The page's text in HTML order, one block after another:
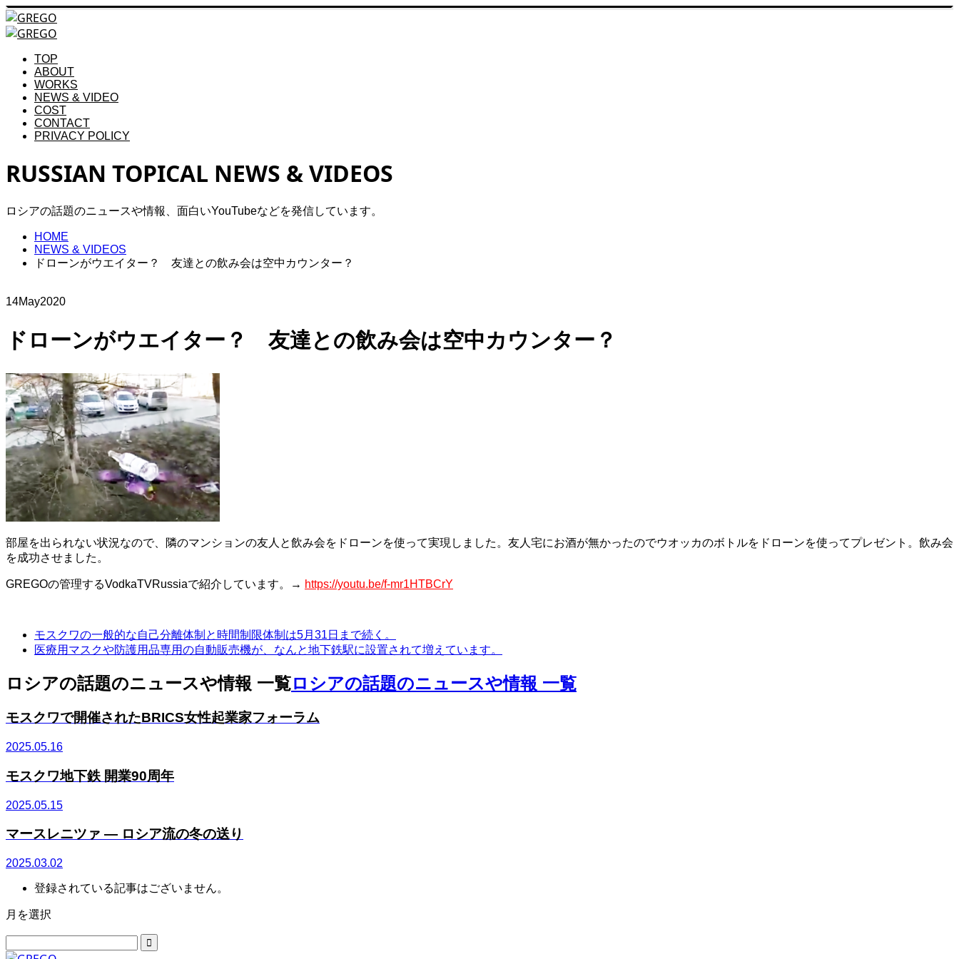
TOP
ABOUT
WORKS
NEWS & VIDEO
COST
CONTACT
PRIVACY POLICY
RUSSIAN TOPICAL NEWS & VIDEOS
ロシアの話題のニュースや情報、面白いYouTubeなどを発信しています。
HOME
NEWS & VIDEOS
ドローンがウエイター？ 友達との飲み会は空中カウンター？
14May2020
ドローンがウエイター？ 友達との飲み会は空中カウンター？
部屋を出られない状況なので、隣のマンションの友人と飲み会をドローンを使って実現しました。友人宅にお酒が無かったのでウオッカのボトルをドローンを使ってプレゼント。飲み会
を成功させました。
GREGOの管理するVodkaTVRussiaで紹介しています。→ https://youtu.be/f-mr1HTBCrY
モスクワの一般的な自己分離体制と時間制限体制は5月31日まで続く。
医療用マスクや防護用品専用の自動販売機が、なんと地下鉄駅に設置されて増えています。
ロシアの話題のニュースや情報 一覧ロシアの話題のニュースや情報 一覧
モスクワで開催されたBRICS女性起業家フォーラム
2025.05.16
モスクワ地下鉄 開業90周年
2025.05.15
マースレニツァ ― ロシア流の冬の送り
2025.03.02
登録されている記事はございません。
月を選択